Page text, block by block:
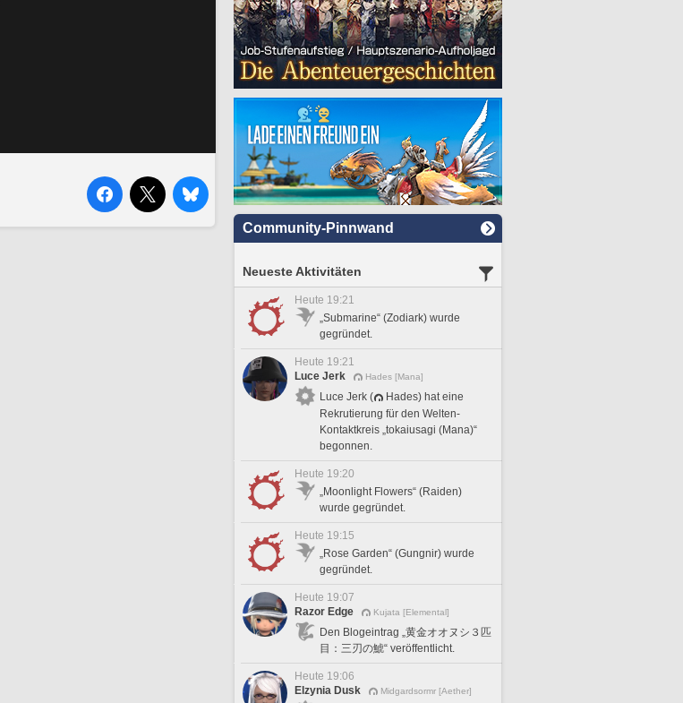
Community-Pinnwand
Neueste Aktivitäten
Heute 19:21
„Submarine“ (Zodiark) wurde
gegründet.
Heute 19:21
Luce Jerk
Hades [Mana]
Luce Jerk (
Hades) hat eine
Rekrutierung für den Welten-
Kontaktkreis „tokaiusagi (Mana)“
begonnen.
Heute 19:20
„Moonlight Flowers“ (Raiden)
wurde gegründet.
Heute 19:15
„Rose Garden“ (Gungnir) wurde
gegründet.
Heute 19:07
Razor Edge
Kujata [Elemental]
Den Blogeintrag „黄金オオヌシ３匹
目：三刃の鯱“ veröffentlicht.
Heute 19:06
Elzynia Dusk
Midgardsormr [Aether]